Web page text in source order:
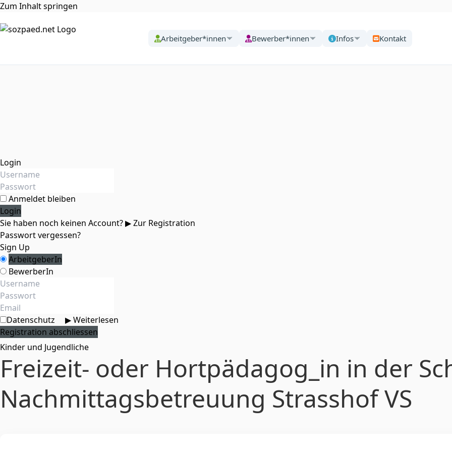
Zum Inhalt springen
Arbeitgeber*innen Bewerber*innen Infos Kontakt
Login
Anmeldet bleiben
Sie haben noch keinen Account?▶ Zur Registration
Passwort vergessen?
Sign Up
ArbeitgeberIn
BewerberIn
▶ Weiterlesen
Kinder und Jugendliche
Freizeit- oder Hortpädagog_in in der
Nachmittagsbetreuung Strasshof VS